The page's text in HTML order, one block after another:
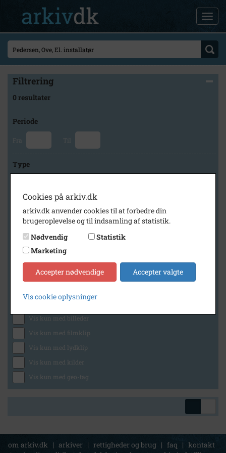
Filtrering
0 resultater
Periode
Fra Til
Type
Arkiv
Stevns Lokalhistoriske Arkiv
Generelt
Vis kun med billeder
Vis kun med filmklip
Vis kun med lydklip
Vis kun med kilder
Vis kun med geo-tag
om arkiv.dk | arkiver | rettigheder og brug | faq | kontakt
Cookies på arkiv.dk
arkiv.dk anvender cookies til at forbedre din
brugeroplevelse og til indsamling af statistik.
Nødvendig
Statistik
Marketing
Accepter nødvendige Accepter valgte
Vis cookie oplysninger